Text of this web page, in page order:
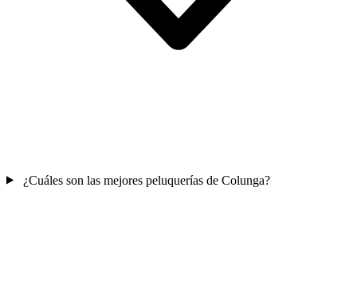
¿Cuáles son las mejores peluquerías de Colunga?